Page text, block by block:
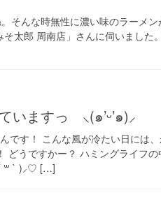
そんな時無性に濃い味のラーメン
太郎 周南店」さんに伺いました
いますっ ⸜(๑’ᵕ’๑)⸝
す！ こんな風が冷たい日には、
どうですかー？ ハミングライフ
꒳ ` )⸝♡ […]